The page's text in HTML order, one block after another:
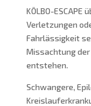
KÖLBO-
Verletzungen
Fahrlässigkeit
Missachtung
entstehen.
Schwangere,